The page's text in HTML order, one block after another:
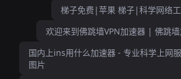
梯子免费|苹果 梯子|科学网络
欢迎来到佛跳墙VPN加速器 | 佛跳
国内上ins用什么加速器 - 专业科学上网
图片